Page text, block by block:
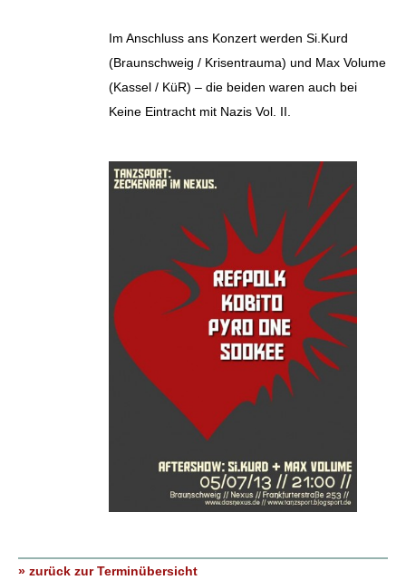
Im Anschluss ans Konzert werden Si.Kurd
(Braunschweig / Krisentrauma) und Max Volume
(Kassel / KüR) – die beiden waren auch bei
Keine Eintracht mit Nazis Vol. II.
» zurück zur Terminübersicht